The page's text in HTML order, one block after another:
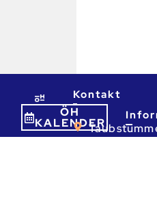
ÖH
KALENDER
Kontakt
7-9